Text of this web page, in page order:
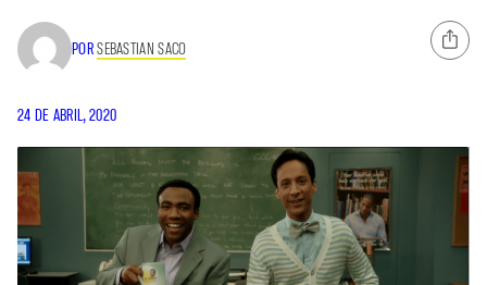
PORSEBASTIAN SACO
24 DE ABRIL, 2020